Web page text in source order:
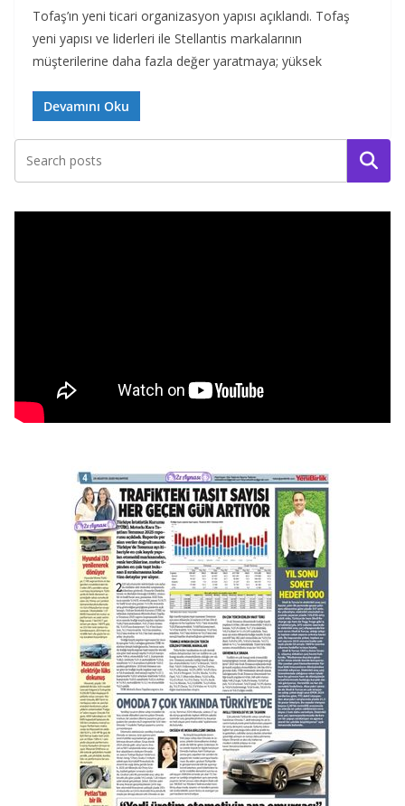
Tofaş’ın yeni ticari organizasyon yapısı açıklandı. Tofaş
yeni yapısı ve liderleri ile Stellantis markalarının
müşterilerine daha fazla değer yaratmaya; yüksek
Devamını Oku
Ara